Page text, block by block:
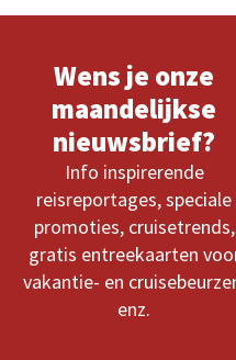
Wens je onze
maandelijkse
nieuwsbrief?
Info inspirerende
reisreportages, speciale
promoties, cruisetrends,
gratis entreekaarten
vakantie- en
enz.